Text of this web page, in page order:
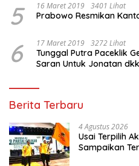
5 16 Maret 2019 3401 Lihat
Prabowo Resmikan
6 17 Maret 2019 3272 Lihat
Tunggal Putra Paceklik
Saran Untuk Jonatan dkk
Berita Terbaru
4 Agustus 2026
Usai Terpilih
Sampaikan